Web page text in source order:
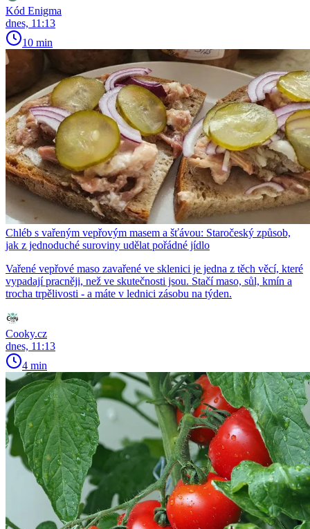
Kód Enigma
dnes, 11:13
10 min
Chléb s vařeným vepřovým masem a šťávou: Staročeský způsob,
jak z jednoduché suroviny udělat pořádné jídlo
Vařené vepřové maso zavařené ve sklenici je jedna z těch věcí, které
vypadají pracněji, než ve skutečnosti jsou. Stačí maso, sůl, kmín a
trocha trpělivosti - a máte v lednici zásobu na týden.
Cooky.cz
dnes, 11:13
4 min